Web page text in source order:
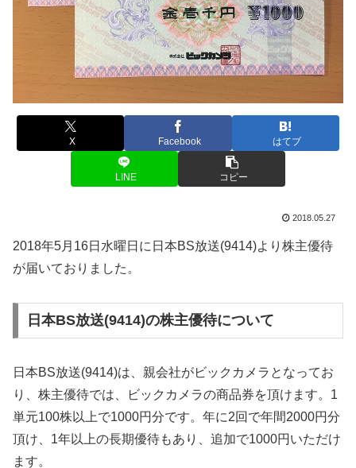
X Facebook はてブ
LINE コピー
2018.05.27
2018年5月16日水曜日に日本BS放送(9414)より株主優待
が届いておりました。
日本BS放送(9414)の株主優待について
日本BS放送(9414)は、親会社がビックカメラとなってお
り、株主優待では、ビックカメラの商品券を頂けます。1
単元100株以上で1000円分です。年に2回で年間2000円分
頂け、1年以上の長期優待もあり、追加で1000円いただけ
ます。